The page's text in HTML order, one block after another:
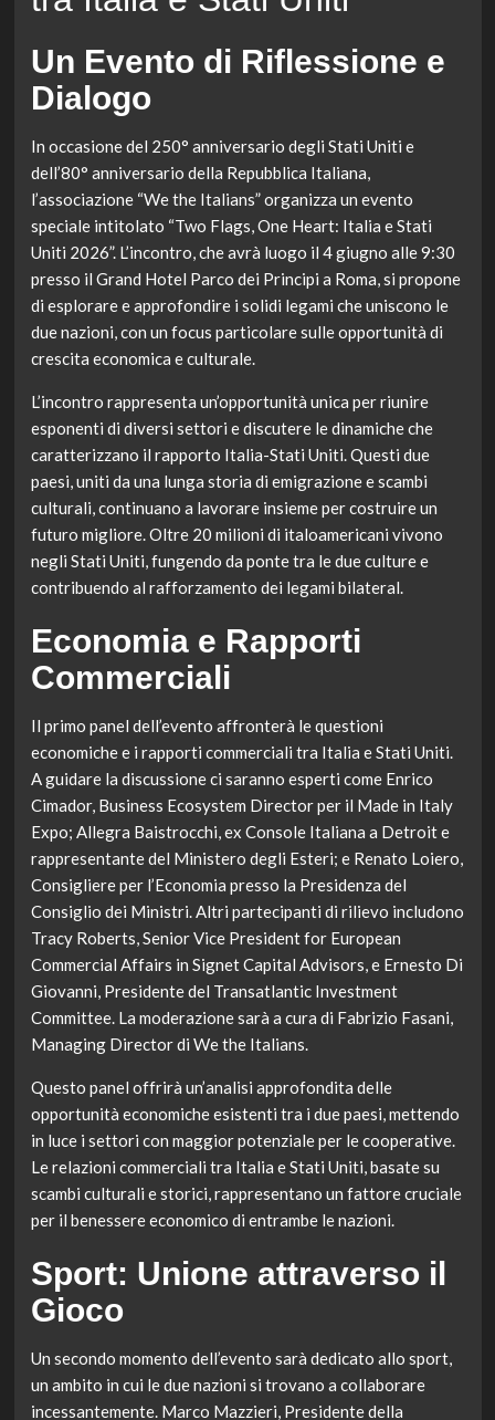
Un Evento di Riflessione e
Dialogo
In occasione del 250° anniversario degli Stati Uniti e
dell’80° anniversario della Repubblica Italiana,
l’associazione “We the Italians” organizza un evento
speciale intitolato “Two Flags, One Heart: Italia e Stati
Uniti 2026”. L’incontro, che avrà luogo il 4 giugno alle 9:30
presso il Grand Hotel Parco dei Principi a Roma, si propone
di esplorare e approfondire i solidi legami che uniscono le
due nazioni, con un focus particolare sulle opportunità di
crescita economica e culturale.
L’incontro rappresenta un’opportunità unica per riunire
esponenti di diversi settori e discutere le dinamiche che
caratterizzano il rapporto Italia-Stati Uniti. Questi due
paesi, uniti da una lunga storia di emigrazione e scambi
culturali, continuano a lavorare insieme per costruire un
futuro migliore. Oltre 20 milioni di italoamericani vivono
negli Stati Uniti, fungendo da ponte tra le due culture e
contribuendo al rafforzamento dei legami bilateral.
Economia e Rapporti
Commerciali
Il primo panel dell’evento affronterà le questioni
economiche e i rapporti commerciali tra Italia e Stati Uniti.
A guidare la discussione ci saranno esperti come Enrico
Cimador, Business Ecosystem Director per il Made in Italy
Expo; Allegra Baistrocchi, ex Console Italiana a Detroit e
rappresentante del Ministero degli Esteri; e Renato Loiero,
Consigliere per l’Economia presso la Presidenza del
Consiglio dei Ministri. Altri partecipanti di rilievo includono
Tracy Roberts, Senior Vice President for European
Commercial Affairs in Signet Capital Advisors, e Ernesto Di
Giovanni, Presidente del Transatlantic Investment
Committee. La moderazione sarà a cura di Fabrizio Fasani,
Managing Director di We the Italians.
Questo panel offrirà un’analisi approfondita delle
opportunità economiche esistenti tra i due paesi, mettendo
in luce i settori con maggior potenziale per le cooperative.
Le relazioni commerciali tra Italia e Stati Uniti, basate su
scambi culturali e storici, rappresentano un fattore cruciale
per il benessere economico di entrambe le nazioni.
Sport: Unione attraverso il
Gioco
Un secondo momento dell’evento sarà dedicato allo sport,
un ambito in cui le due nazioni si trovano a collaborare
incessantemente. Marco Mazzieri, Presidente della